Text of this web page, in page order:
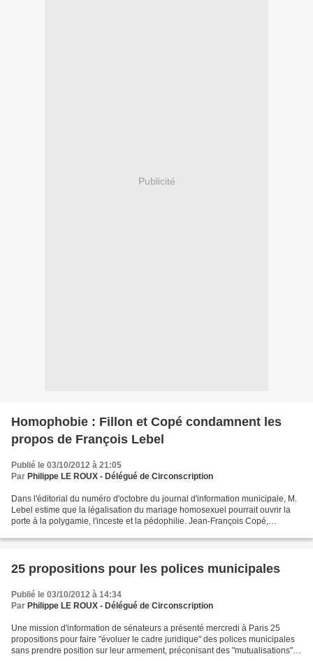
Publicité
Homophobie : Fillon et Copé condamnent les
propos de François Lebel
Publié le 03/10/2012 à 21:05
Par Philippe LE ROUX - Délégué de Circonscription
Dans l'éditorial du numéro d'octobre du journal d'information municipale, M.
Lebel estime que la légalisation du mariage homosexuel pourrait ouvrir la
porte à la polygamie, l'inceste et la pédophilie. Jean-François Copé,
25 propositions pour les polices municipales
Publié le 03/10/2012 à 14:34
Par Philippe LE ROUX - Délégué de Circonscription
Une mission d'information de sénateurs a présenté mercredi à Paris 25
propositions pour faire "évoluer le cadre juridique" des polices municipales
sans prendre position sur leur armement, préconisant des "mutualisations" et